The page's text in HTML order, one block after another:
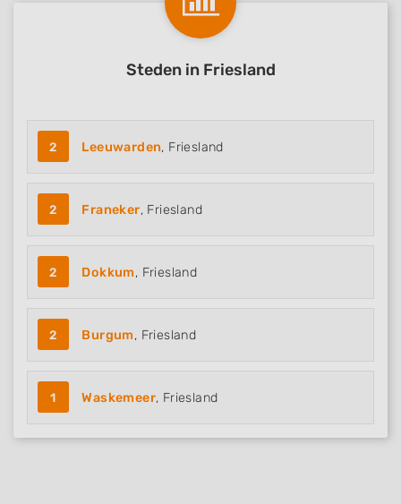
Steden in Friesland
2 Leeuwarden, Friesland
2 Franeker, Friesland
2 Dokkum, Friesland
2 Burgum, Friesland
1 Waskemeer, Friesland
Advertising